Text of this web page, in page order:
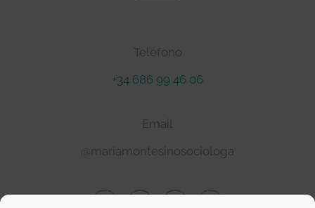
Teléfono
+34 686 99 46 06
Email
@mariamontesinosociologa
I
T
F
Y